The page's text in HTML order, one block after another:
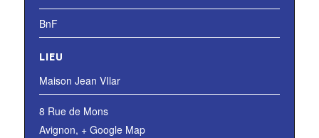
BnF
LIEU
Maison Jean VIlar
8 Rue de Mons
Avignon, + Google Map